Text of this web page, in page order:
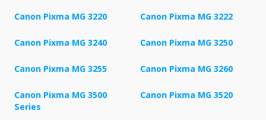
Canon Pixma MG 3220 Canon Pixma MG 3222
Canon Pixma MG 3240 Canon Pixma MG 3250
Canon Pixma MG 3255 Canon Pixma MG 3260
Canon Pixma MG 3500
Series
Canon Pixma MG 3520